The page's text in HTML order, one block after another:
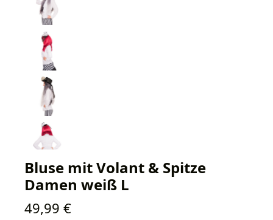
Bluse mit Volant & Spitze
Damen weiß L
Regulärer Preis:
49,99 €